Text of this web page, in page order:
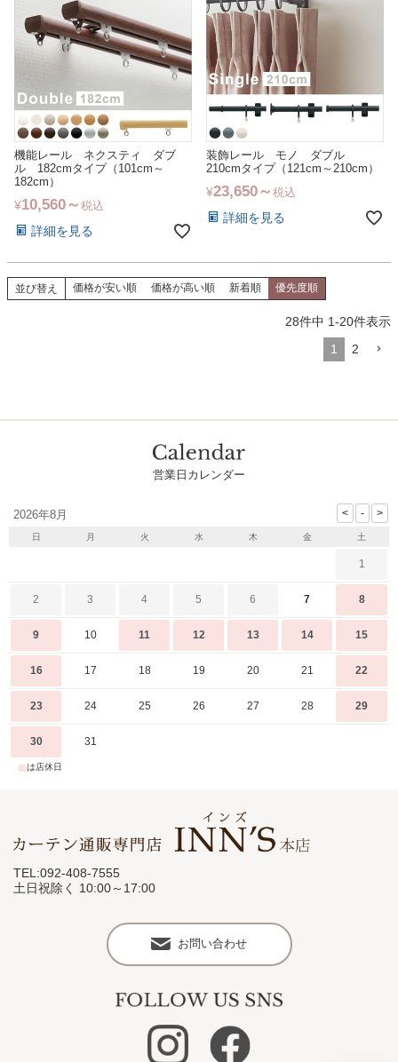
機能レール ネクスティ ダブ
ル 182cmタイプ（101cm～
182cm）
¥10,560 税込
詳細を見る
装飾レール モノ ダブル
210cmタイプ（121cm～210cm）
¥23,650 税込
詳細を見る
並び替え 価格が安い順 価格が高い順 新着順 優先度順
28件中 1-20件表示
1
2
営業日カレンダー
2026年8月
日 月 火 水 木 金 土
1
2 3 4 5 6 7 8
9 10 11 12 13 14 15
16 17 18 19 20 21 22
23 24 25 26 27 28 29
30 31
■は店休日
TEL:092-408-7555
土日祝除く 10:00～17:00
お問い合わせ